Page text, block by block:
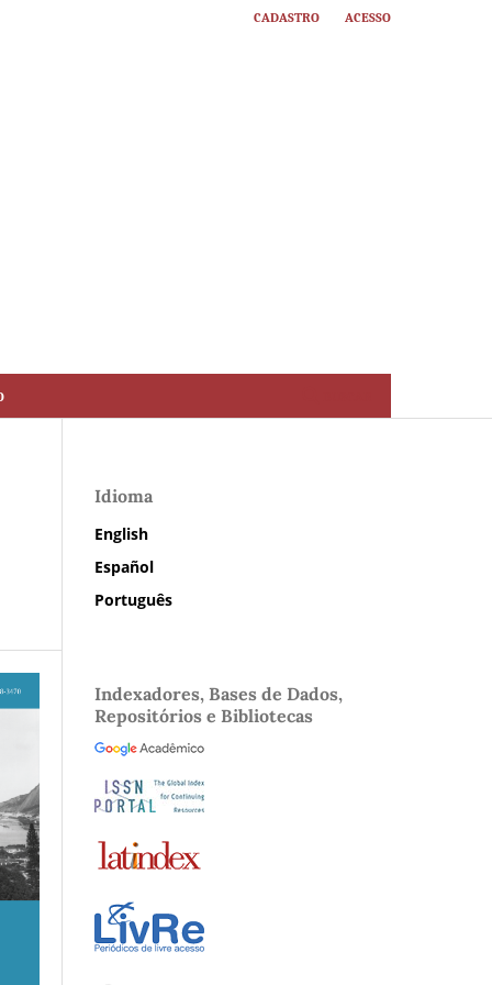
Cadastro Acesso
Idioma
English
Español
Português
Indexadores, Bases de Dados,
Repositórios e Bibliotecas